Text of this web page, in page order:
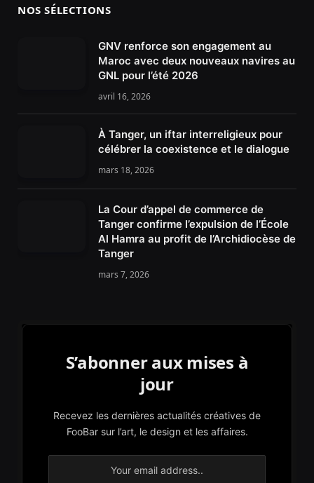
NOS SÉLECTIONS
GNV renforce son engagement au
Maroc avec deux nouveaux navires au
GNL pour l’été 2026
avril 16, 2026
À Tanger, un iftar interreligieux pour
célébrer la coexistence et le dialogue
mars 18, 2026
La Cour d’appel de commerce de
Tanger confirme l’expulsion de l’École
Al Hamra au profit de l’Archidiocèse de
Tanger
mars 7, 2026
S’abonner aux mises à
jour
Recevez les dernières actualités créatives de
FooBar sur l’art, le design et les affaires.